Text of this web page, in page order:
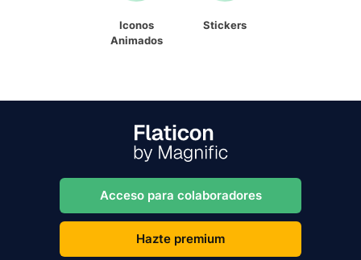
Iconos
Animados
Stickers
Acceso para colaboradores
Hazte premium